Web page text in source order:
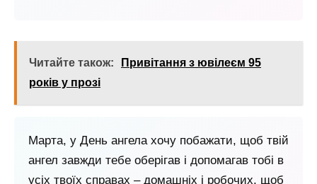
Читайте також:
Привітання з ювілеєм 95
років у прозі
Марта, у День ангела хочу побажати, щоб твій
ангел завжди тебе оберігав і допомагав тобі в
усіх твоїх справах – домашніх і робочих, щоб